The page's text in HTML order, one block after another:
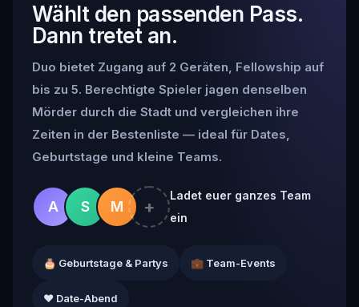
Wählt den passenden Pass.
Dann tretet an.
Duo bietet Zugang auf 2 Geräten, Fellowship auf
bis zu 5. Berechtigte Spieler jagen denselben
Mörder durch die Stadt und vergleichen ihre
Zeiten in der Bestenliste — ideal für Dates,
Geburtstage und kleine Teams.
A S M +
Ladet euer ganzes Team
ein
🎂 Geburtstage & Partys 💼 Team-Events
❤️ Date-Abend